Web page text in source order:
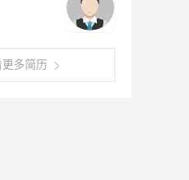
更多简历